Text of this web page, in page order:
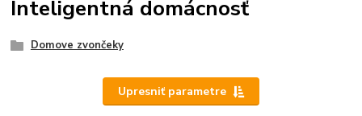
Inteligentná domácnosť
Domove zvončeky
Upresniť parametre